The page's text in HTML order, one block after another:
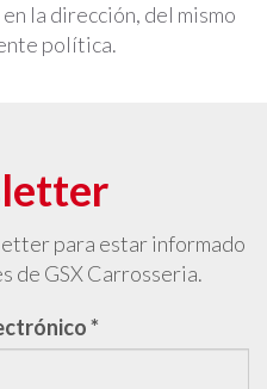
la dirección, del mismo
política.
para estar informado
de GSX Carrosseria.
*